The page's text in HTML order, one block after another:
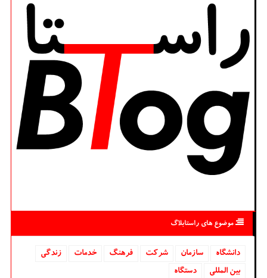
موضوع های راستابلاگ
دانشگاه‌ سازمان شركت فرهنگ خدمات
زندگی
بین المللی
دستگاه